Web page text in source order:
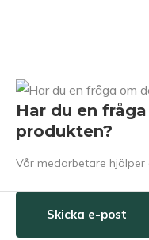
Har du en
produkten?
Vår medarbetare
Skicka e-post